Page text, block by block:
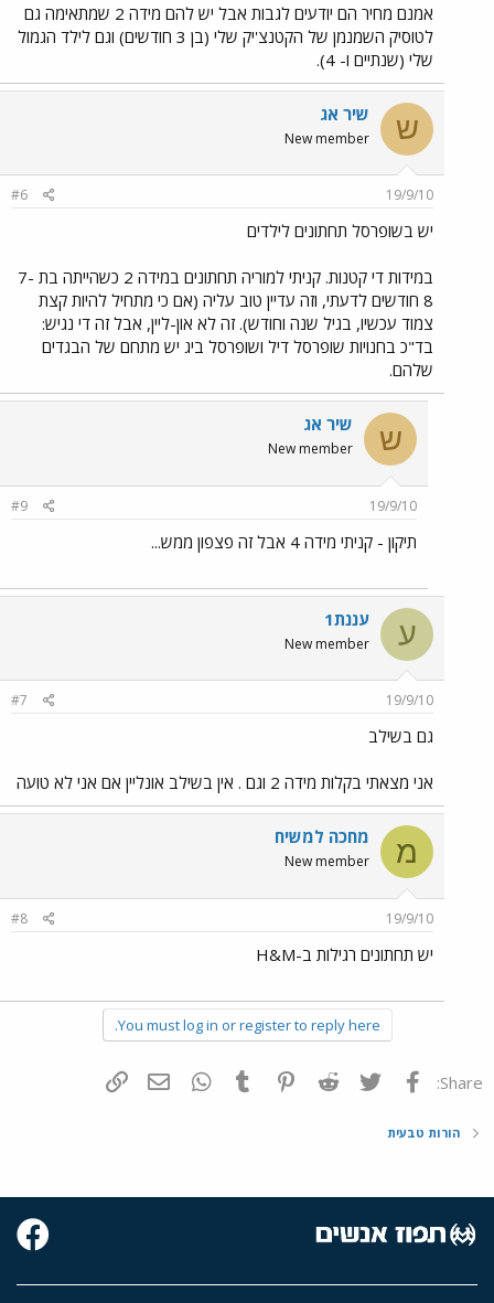
אמנם מחיר הם יודעים לגבות אבל יש להם מידה 2 שמתאימה גם
לטוסיק השמנמן של הקטנצ'יק שלי (בן 3 חודשים) וגם לילד הגמול
שלי (שנתיים ו- 4).
ש שיר אג
New member
19/9/10
#6
יש בשופרסל תחתונים לילדים
במידות די קטנות. קניתי למוריה תחתונים במידה 2 כשהייתה בת 7-
8 חודשים לדעתי, וזה עדיין טוב עליה (אם כי מתחיל להיות קצת
צמוד עכשיו, בגיל שנה וחודש). זה לא און-ליין, אבל זה די נגיש:
בד"כ בחנויות שופרסל דיל ושופרסל ביג יש מתחם של הבגדים
שלהם.
ש שיר אג
New member
19/9/10
#9
תיקון - קניתי מידה 4 אבל זה פצפון ממש...
ע עננת1
New member
19/9/10
#7
גם בשילב
אני מצאתי בקלות מידה 2 וגם . אין בשילב אונליין אם אני לא טועה
מ מחכה למשיח
New member
19/9/10
#8
יש תחתונים רגילות ב-H&M
You must log in or register to reply here.
Share: פייסבוק Twitter
Reddit
Pinterest
Tumblr
WhatsAppדואר אלקטרוני
הורות טבעית